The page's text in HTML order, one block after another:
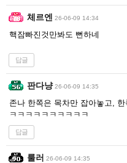
체르엔 26-06-09 14:34
핵잠빠진것만봐도 뻔하네
답글
판다냥 26-06-09 14:35
존나 한쪽은 목차만 잡아놓고,
ㅋㅋㅋㅋㅋㅋㅋㅋㅋㅋ
답글
룰러 26-06-09 14:35